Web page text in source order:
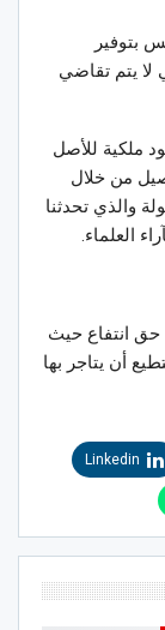
بتوفير
لا يتم تقاضي
ملكية للأصل
من خلال
والذي تحدثنا
العلماء.
حق انتفاع حيث
أن يتاجر بها
Linkedin